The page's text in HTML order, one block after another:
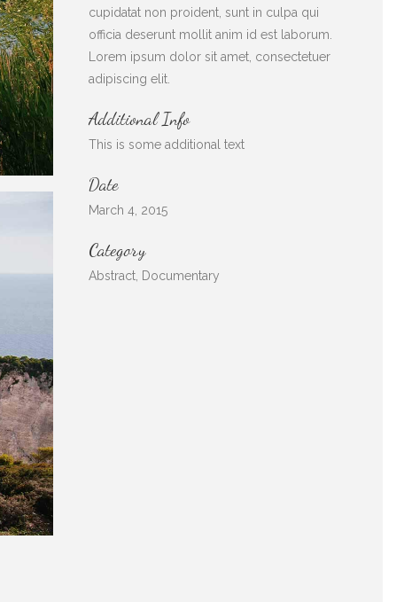
cupidatat non proident, sunt in culpa qui
officia deserunt mollit anim id est laborum.
Lorem ipsum dolor sit amet, consectetuer
adipiscing elit.
Additional Info
This is some additional text
Date
March 4, 2015
Category
Abstract, Documentary